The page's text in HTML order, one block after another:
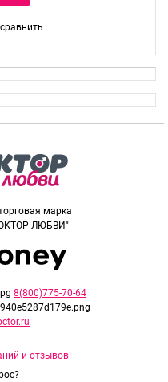
сравнить
марка
ЛЮБВИ"
8(800)775-70-64
и отзывов!